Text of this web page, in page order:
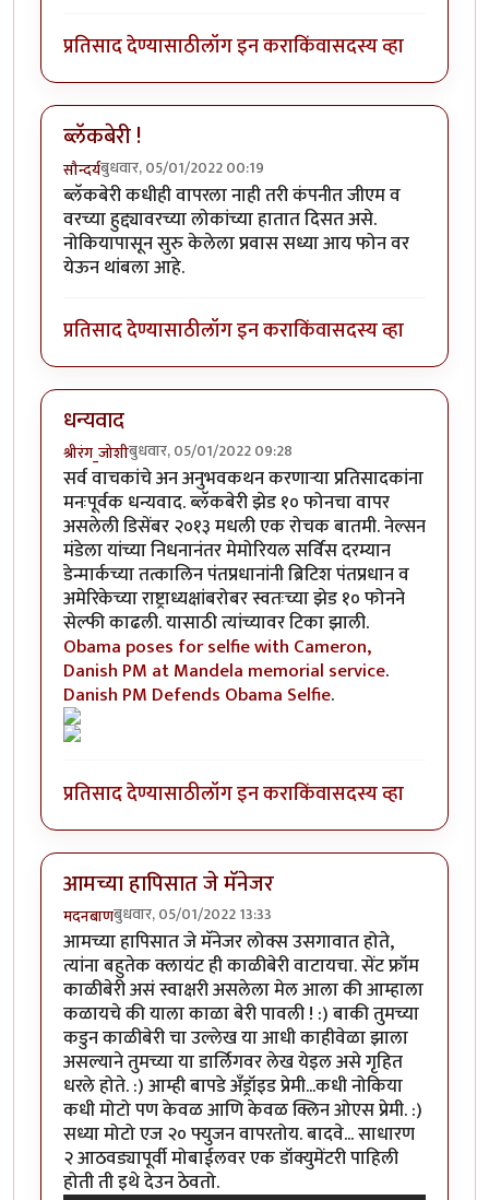
प्रतिसाद देण्यासाठीलॉग इन कराकिंवासदस्य व्हा
ब्लॅकबेरी !
सौन्दर्यबुधवार, 05/01/2022 00:19
ब्लॅकबेरी कधीही वापरला नाही तरी कंपनीत जीएम व
वरच्या हुद्द्यावरच्या लोकांच्या हातात दिसत असे.
नोकियापासून सुरु केलेला प्रवास सध्या आय फोन वर
येऊन थांबला आहे.
प्रतिसाद देण्यासाठीलॉग इन कराकिंवासदस्य व्हा
धन्यवाद
श्रीरंग_जोशीबुधवार, 05/01/2022 09:28
सर्व वाचकांचे अन अनुभवकथन करणार्‍या प्रतिसादकांना
मनःपूर्वक धन्यवाद. ब्लॅकबेरी झेड १० फोनचा वापर
असलेली डिसेंबर २०१३ मधली एक रोचक बातमी. नेल्सन
मंडेला यांच्या निधनानंतर मेमोरियल सर्विस दरम्यान
डेन्मार्कच्या तत्कालिन पंतप्रधानांनी ब्रिटिश पंतप्रधान व
अमेरिकेच्या राष्ट्राध्यक्षांबरोबर स्वतःच्या झेड १० फोनने
सेल्फी काढली. यासाठी त्यांच्यावर टिका झाली.
Obama poses for selfie with Cameron,
Danish PM at Mandela memorial service.
Danish PM Defends Obama Selfie.
प्रतिसाद देण्यासाठीलॉग इन कराकिंवासदस्य व्हा
आमच्या हापिसात जे मॅनेजर
मदनबाणबुधवार, 05/01/2022 13:33
आमच्या हापिसात जे मॅनेजर लोक्स उसगावात होते,
त्यांना बहुतेक क्लायंट ही काळीबेरी वाटायचा. सेंट फ्रॉम
काळीबेरी असं स्वाक्षरी असलेला मेल आला की आम्हाला
कळायचे की याला काळा बेरी पावली ! :) बाकी तुमच्या
कडुन काळीबेरी चा उल्लेख या आधी काहीवेळा झाला
असल्याने तुमच्या या डार्लिगवर लेख येइल असे गृहित
धरले होते. :) आम्ही बापडे अँड्रॉइड प्रेमी...कधी नोकिया
कधी मोटो पण केवळ आणि केवळ क्लिन ओएस प्रेमी. :)
सध्या मोटो एज २० फ्युजन वापरतोय. बादवे... साधारण
२ आठवड्यापूर्वी मोबाईलवर एक डॉक्युमेंटरी पाहिली
होती ती इथे देउन ठेवतो.